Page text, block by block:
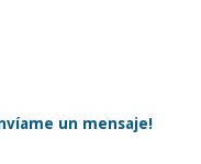
un mensaje!